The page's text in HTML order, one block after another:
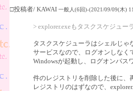
□投稿者/ KAWAI 一般人(6回)-(2021/09/09(木)
> explorer.exeもタスクスケジュ
タスクスケジューラはシェルじゃ
サービスなので、ログオンしなく
Windowsが起動し、ログオンパス
件のレジストリを削除した後に、
レジストリのはずなので、